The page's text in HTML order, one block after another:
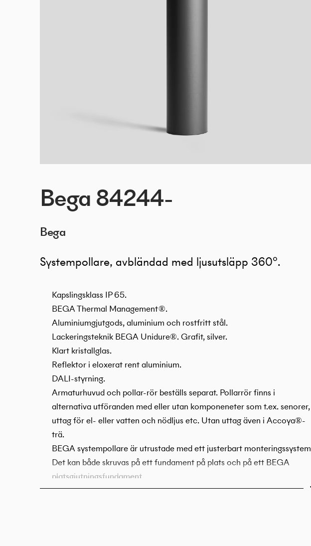
Bega 84244-
Bega
Systempollare, avbländad med ljusutsläpp 360°.
Kapslingsklass IP 65.
BEGA Thermal Management ®.
Aluminiumgjutgods, aluminium och rostfritt stål.
Lackeringsteknik BEGA Unidure®. Grafit, silver.
Klart kristallglas.
Reflektor i eloxerat rent aluminium.
DALI-styrning.
Armaturhuvud och pollar-rör beställs separat. Pollarrör finns i
alternativa utföranden med eller utan komponeneter som t.ex. senorer,
uttag för el- eller vatten och nödljus etc. Utan uttag även i Accoya®-
trä.
BEGA systempollare är utrustade med ett justerbart
Det kan både skruvas på ett fundament på plats och på ett BEGA
platsgjutningsfundament.